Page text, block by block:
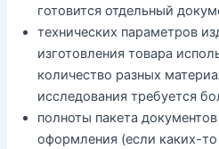
готовится отдельный
технических параметров
изготовления товара
количество разных
исследования требуется
полноты пакета
оформления (если каких-то